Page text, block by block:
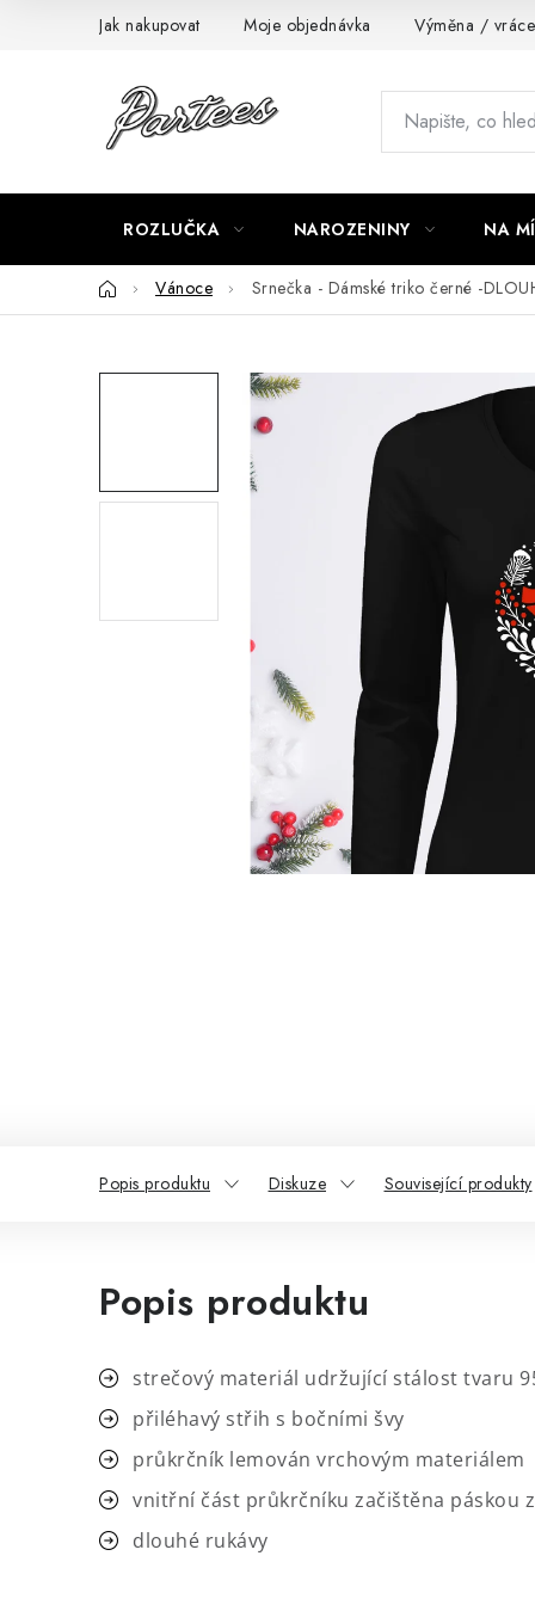
Jak nakupovat Moje objednávka Výměna /
ROZLUČKA NAROZENINY NA
DomůVánoce Srnečka - Dámské triko černé -
Popis produktu Diskuze Související produkty
Popis produktu
strečový materiál udržující stálost tvaru
přiléhavý střih s bočními švy
průkrčník lemován vrchovým materiálem
vnitřní část průkrčníku začištěna páskou
dlouhé rukávy